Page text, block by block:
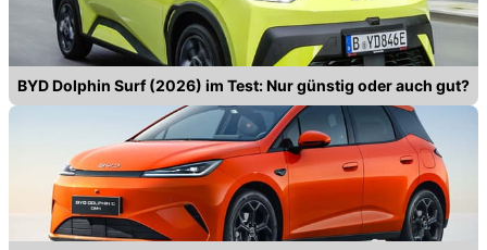
BYD Dolphin Surf (2026) im Test: Nur günstig oder auch gut?